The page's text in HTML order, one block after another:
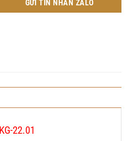
GỬI TIN NHẮN ZALO
22.01